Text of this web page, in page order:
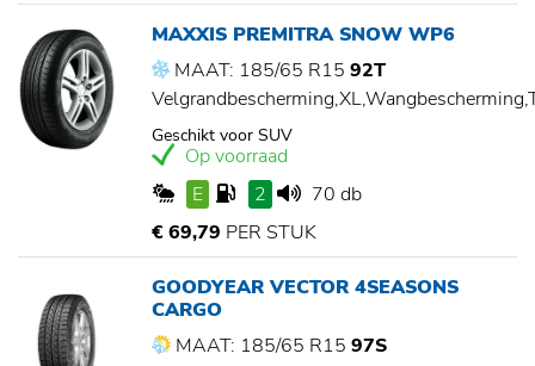
MAXXIS PREMITRA SNOW WP6
MAAT: 185/65 R15 92T
Geschikt voor SUV
Op voorraad
E
2
70 db
€ 69,79 PER STUK
GOODYEAR VECTOR 4SEASONS
CARGO
MAAT: 185/65 R15 97S